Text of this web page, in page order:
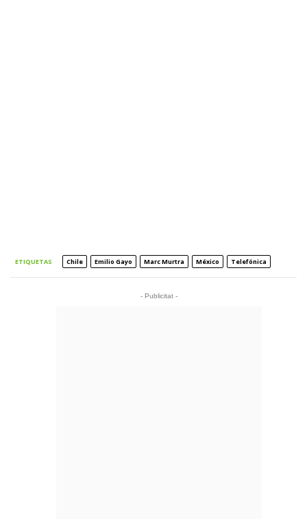
ETIQUETAS Chile Emilio Gayo Marc Murtra México Telefónica
- Publicitat -